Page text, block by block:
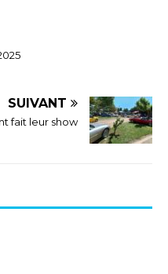
SUIVANT
fait leur show